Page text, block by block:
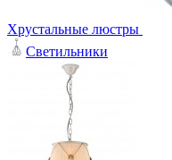
Хрустальные люстры
Светильники